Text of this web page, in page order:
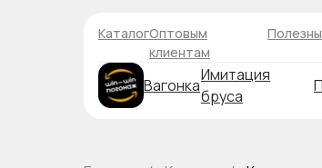
КаталогОптовым
клиентам
Вагонка
Имитация
бруса